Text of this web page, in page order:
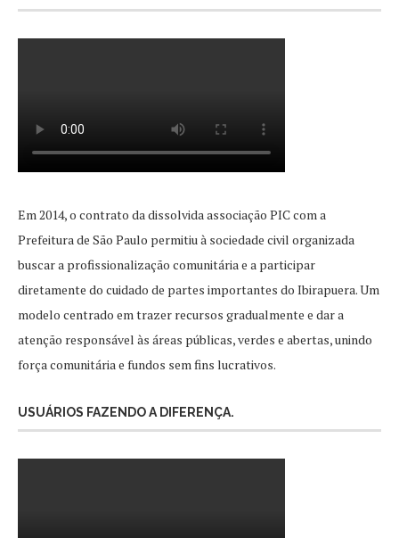
Em 2014, o contrato da dissolvida associação PIC com a
Prefeitura de São Paulo permitiu à sociedade civil organizada
buscar a profissionalização comunitária e a participar
diretamente do cuidado de partes importantes do Ibirapuera. Um
modelo centrado em trazer recursos gradualmente e dar a
atenção responsável às áreas públicas, verdes e abertas, unindo
força comunitária e fundos sem fins lucrativos.
USUÁRIOS FAZENDO A DIFERENÇA.